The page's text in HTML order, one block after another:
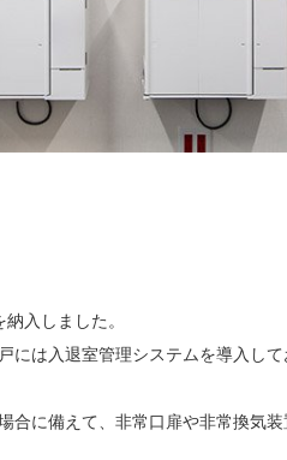
入しました。
には入退室管理システムを導入し
合に備えて、非常口扉や非常換気